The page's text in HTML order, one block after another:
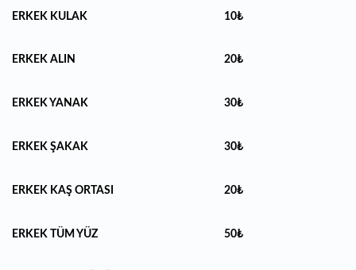
ERKEK KULAK 10₺
ERKEK ALIN 20₺
ERKEK YANAK 30₺
ERKEK ŞAKAK 30₺
ERKEK KAŞ ORTASI 20₺
ERKEK TÜM YÜZ 50₺